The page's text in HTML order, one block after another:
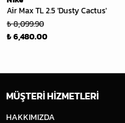
Air Max TL 2.5 'Dusty Cactus'
₺ 8,099.90
₺ 6,480.00
MÜŞTERİ HİZMETLERİ
HAKKIMIZDA